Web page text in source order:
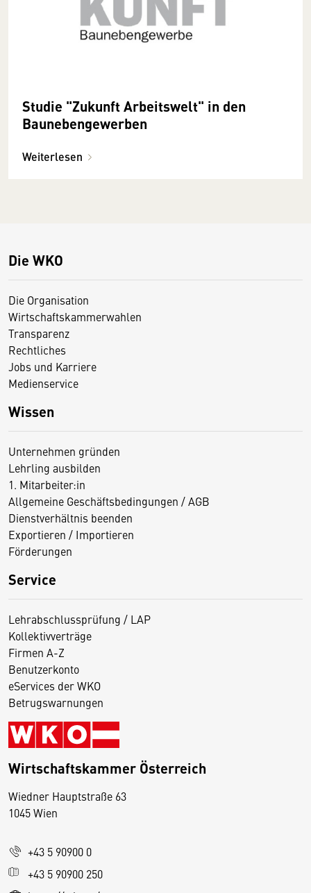
Studie "Zukunft Arbeitswelt" in den
Baunebengewerben
Weiterlesen
Die WKO
Die Organisation
Wirtschaftskammerwahlen
Transparenz
Rechtliches
Jobs und Karriere
Medienservice
Wissen
Unternehmen gründen
Lehrling ausbilden
1. Mitarbeiter:in
Allgemeine Geschäftsbedingungen / AGB
Dienstverhältnis beenden
Exportieren / Importieren
Förderungen
Service
Lehrabschlussprüfung / LAP
Kollektivverträge
Firmen A-Z
Benutzerkonto
eServices der WKO
Betrugswarnungen
Wirtschaftskammer Österreich
Wiedner Hauptstraße 63
1045 Wien
+43 5 90900 0
+43 5 90900 250
D
s
e